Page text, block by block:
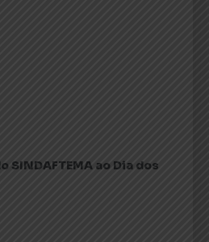
SINDAFTEMA ao Dia dos